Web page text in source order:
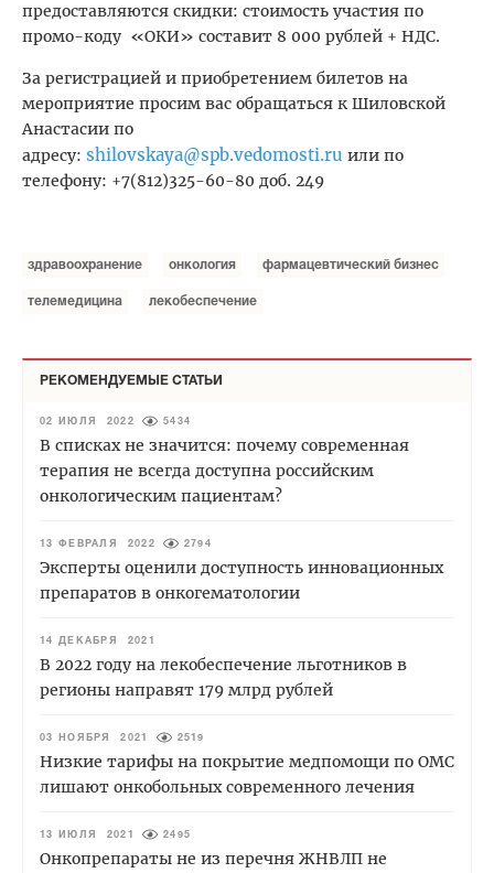
предоставляются скидки: стоимость участия по
промо-коду «ОКИ» составит 8 000 рублей + НДС.
За регистрацией и приобретением билетов на
мероприятие просим вас обращаться к Шиловской
Анастасии по
адресу: shilovskaya@spb.vedomosti.ru или по
телефону: +7(812)325-60-80 доб. 249
здравоохранение онкология фармацевтический бизнес
телемедицина лекобеспечение
РЕКОМЕНДУЕМЫЕ СТАТЬИ
02 ИЮЛЯ 2022 5434
В списках не значится: почему современная
терапия не всегда доступна российским
онкологическим пациентам?
13 ФЕВРАЛЯ 2022 2794
Эксперты оценили доступность инновационных
препаратов в онкогематологии
14 ДЕКАБРЯ 2021
В 2022 году на лекобеспечение льготников в
регионы направят 179 млрд рублей
03 НОЯБРЯ 2021 2519
Низкие тарифы на покрытие медпомощи по ОМС
лишают онкобольных современного лечения
13 ИЮЛЯ 2021 2495
Онкопрепараты не из перечня ЖНВЛП не